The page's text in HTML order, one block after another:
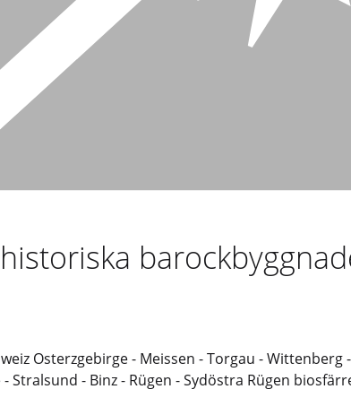
Osterzgebirge - Meissen - Torgau - Wittenberg
Stralsund - Binz - Rügen - Sydöstra Rügen